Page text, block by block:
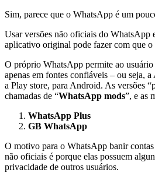
Sim, parece que o WhatsApp é um
Usar versões não oficiais do WhatsApp
aplicativo original pode fazer com que o
O próprio WhatsApp permite ao
apenas em fontes confiáveis – ou seja,
a Play store, para Android. As versões
chamadas de “WhatsApp mods”, e as
WhatsApp Plus
GB WhatsApp
O motivo para o WhatsApp banir contas
não oficiais é porque elas possuem
privacidade de outros usuários.